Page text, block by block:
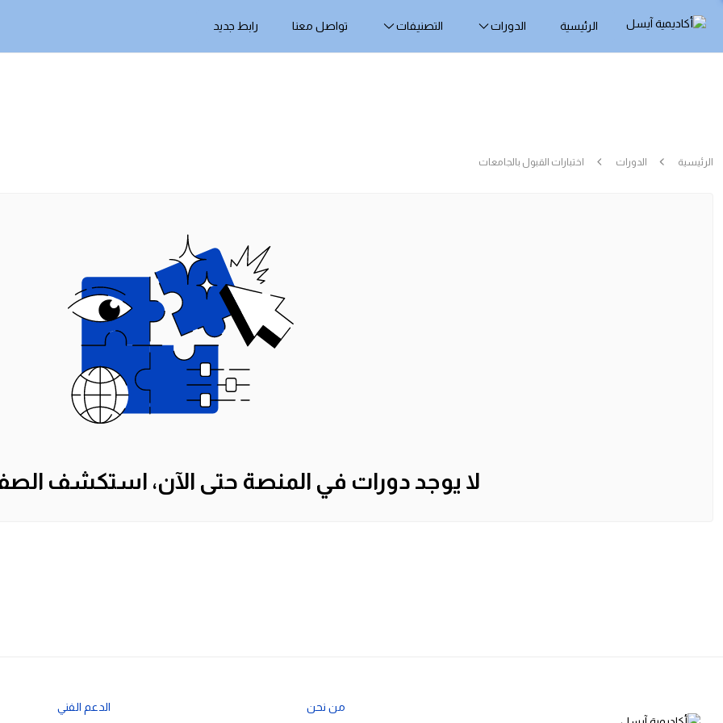
الرئيسية الدورات التصنيفات تواصل معنا رابط جديد
الرئيسية الدورات اختبارات القبول بالجامعات
لا يوجد دورات في المنصة حتى الآن، استكشف
من نحن الدعم الفني